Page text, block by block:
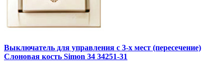
Выключатель для управления с 3-х мест (пересечение)
Слоновая кость Simon 34 34251-31